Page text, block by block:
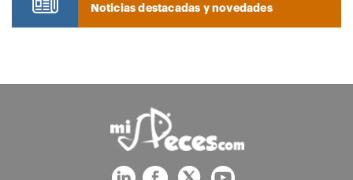
Noticias destacadas y novedades